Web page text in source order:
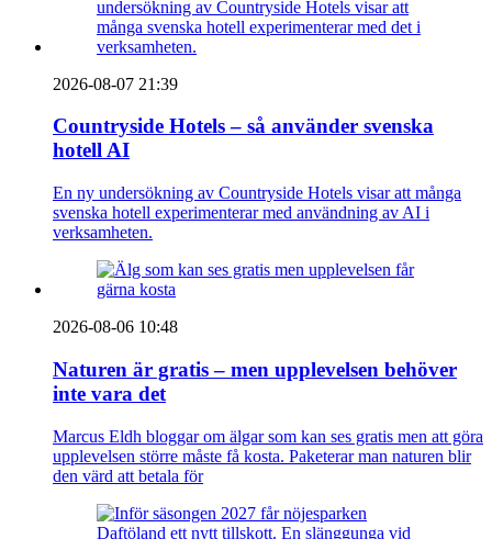
2026-08-07 21:39
Countryside Hotels – så använder svenska
hotell AI
En ny undersökning av Countryside Hotels visar att många
svenska hotell experimenterar med användning av AI i
verksamheten.
2026-08-06 10:48
Naturen är gratis – men upplevelsen behöver
inte vara det
Marcus Eldh bloggar om älgar som kan ses gratis men att göra
upplevelsen större måste få kosta. Paketerar man naturen blir
den värd att betala för